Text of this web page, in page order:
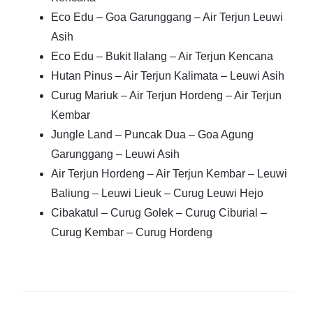
Eco Edu – Goa Garunggang – Air Terjun Leuwi
Asih
Eco Edu – Bukit Ilalang – Air Terjun Kencana
Hutan Pinus – Air Terjun Kalimata – Leuwi Asih
Curug Mariuk – Air Terjun Hordeng – Air Terjun
Kembar
Jungle Land – Puncak Dua – Goa Agung
Garunggang – Leuwi Asih
Air Terjun Hordeng – Air Terjun Kembar – Leuwi
Baliung – Leuwi Lieuk – Curug Leuwi Hejo
Cibakatul – Curug Golek – Curug Ciburial –
Curug Kembar – Curug Hordeng